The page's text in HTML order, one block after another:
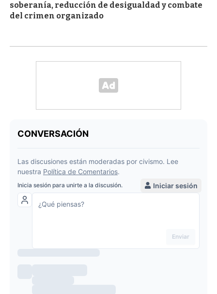
soberanía, reducción de desigualdad y combate
del crimen organizado